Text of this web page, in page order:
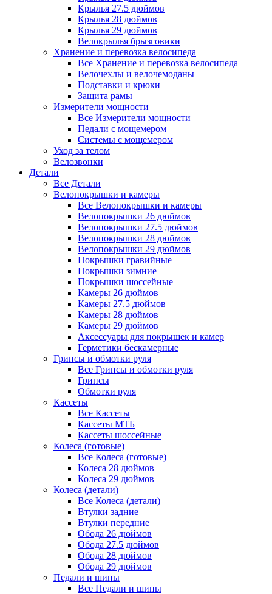
Крылья 27.5 дюймов
Крылья 28 дюймов
Крылья 29 дюймов
Велокрылья брызговики
Хранение и перевозка велосипеда
Все Хранение и перевозка велосипеда
Велочехлы и велочемоданы
Подставки и крюки
Защита рамы
Измерители мощности
Все Измерители мощности
Педали с мощемером
Системы с мощемером
Уход за телом
Велозвонки
Детали
Все Детали
Велопокрышки и камеры
Все Велопокрышки и камеры
Велопокрышки 26 дюймов
Велопокрышки 27.5 дюймов
Велопокрышки 28 дюймов
Велопокрышки 29 дюймов
Покрышки гравийные
Покрышки зимние
Покрышки шоссейные
Камеры 26 дюймов
Камеры 27.5 дюймов
Камеры 28 дюймов
Камеры 29 дюймов
Аксессуары для покрышек и камер
Герметики бескамерные
Грипсы и обмотки руля
Все Грипсы и обмотки руля
Грипсы
Обмотки руля
Кассеты
Все Кассеты
Кассеты МТБ
Кассеты шоссейные
Колеса (готовые)
Все Колеса (готовые)
Колеса 28 дюймов
Колеса 29 дюймов
Колеса (детали)
Все Колеса (детали)
Втулки задние
Втулки передние
Обода 26 дюймов
Обода 27.5 дюймов
Обода 28 дюймов
Обода 29 дюймов
Педали и шипы
Все Педали и шипы